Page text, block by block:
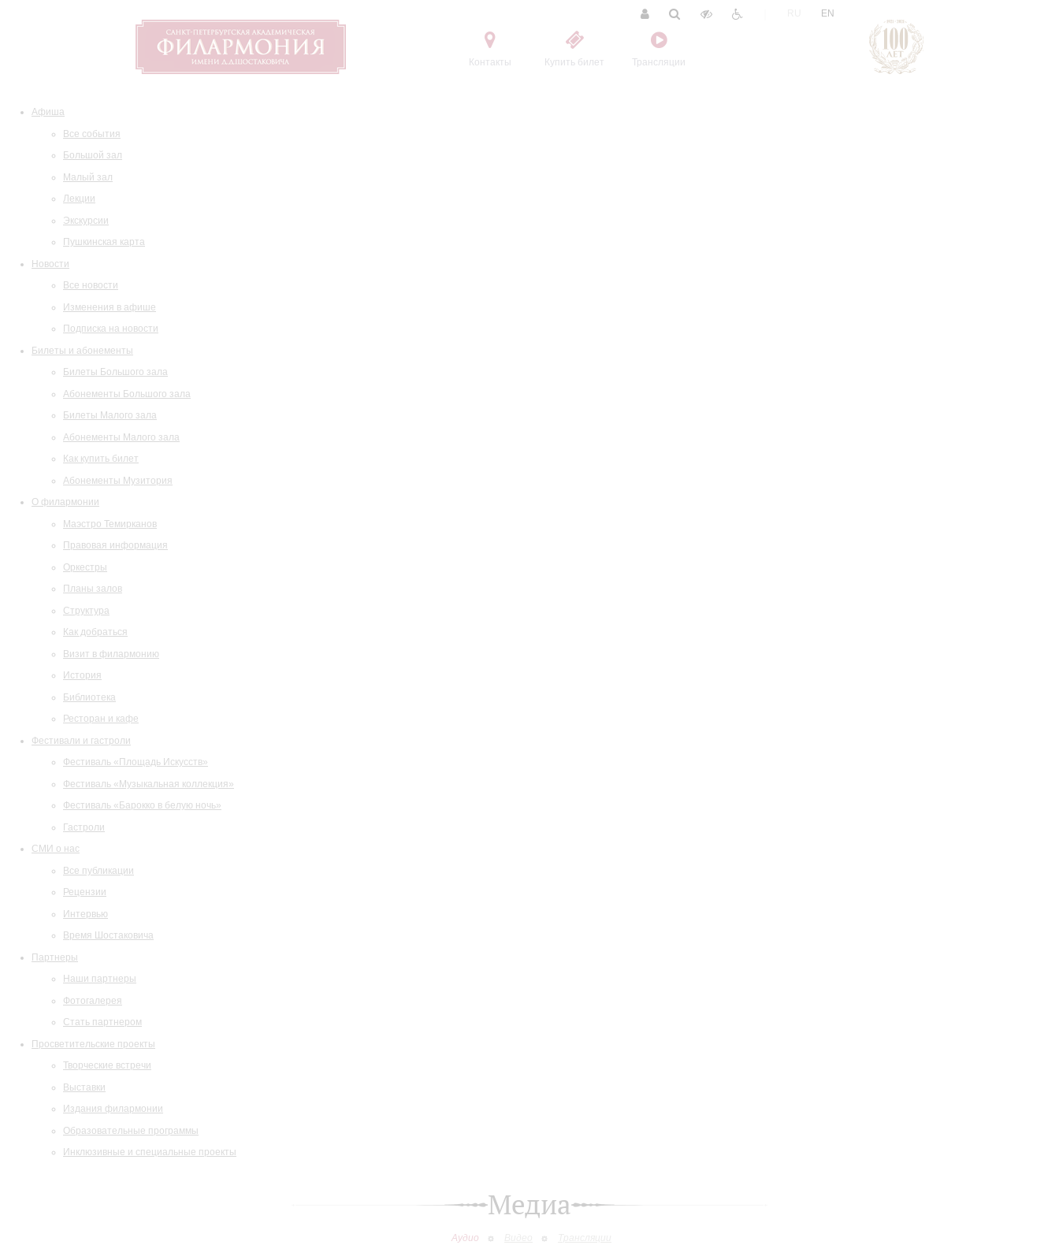
Контакты Купить билет Трансляции
EN
Афиша
Все события
Большой зал
Малый зал
Лекции
Экскурсии
Пушкинская карта
Новости
Все новости
Изменения в афише
Подписка на новости
Билеты и абонементы
Билеты Большого зала
Абонементы Большого зала
Билеты Малого зала
Абонементы Малого зала
Как купить билет
Абонементы Музитория
О филармонии
Маэстро Темирканов
Правовая информация
Оркестры
Планы залов
Структура
Как добраться
Визит в филармонию
История
Библиотека
Ресторан и кафе
Фестивали и гастроли
Фестиваль «Площадь Искусств»
Фестиваль «Музыкальная коллекция»
Фестиваль «Барокко в белую ночь»
Гастроли
СМИ о нас
Все публикации
Рецензии
Интервью
Время Шостаковича
Партнеры
Наши партнеры
Фотогалерея
Стать партнером
Просветительские проекты
Творческие встречи
Выставки
Издания филармонии
Образовательные программы
Инклюзивные и специальные проекты
Медиа
Аудио